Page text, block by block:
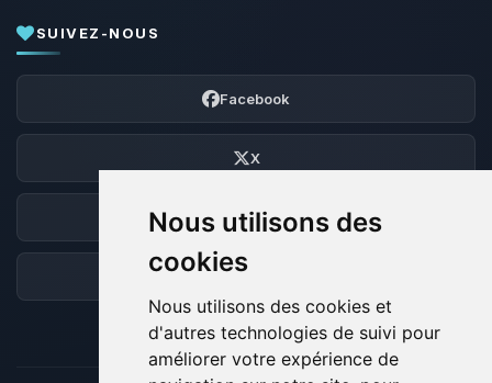
Nous utilisons des
cookies
Nous utilisons des cookies et
d'autres technologies de suivi pour
améliorer votre expérience de
SUIVEZ-NOUS
Facebook
X
Discord
Forum